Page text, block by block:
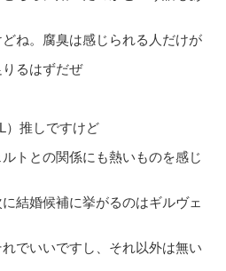
ね。腐臭は感じられる人だけが
るはずだぜ
）推しですけど
トとの関係にも熱いものを感じ
結婚候補に挙がるのはギルヴェ
でいいですし、それ以外は無い